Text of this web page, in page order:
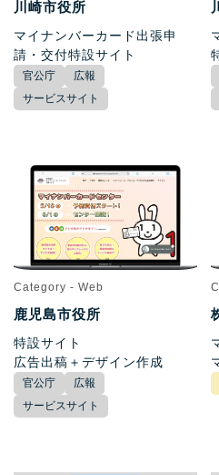
川崎市役所
マイナンバーカード出張申
請・交付特設サイト
官公庁
広報
サービスサイト
Category - Web
鹿児島市役所
特設サイト
広告出稿＋デザイン作成
官公庁
広報
サービスサイト